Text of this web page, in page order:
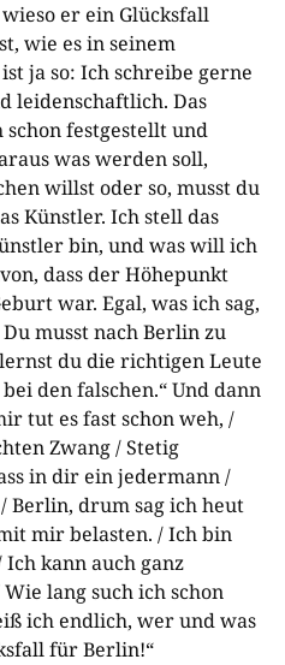
er ein Glücksfall
wie es in seinem
ja so: Ich schreibe gerne
leidenschaftlich. Das
festgestellt und
was werden soll,
willst oder so, musst du
Künstler. Ich stell das
bin, und was will ich
dass der Höhepunkt
war. Egal, was ich sag,
musst nach Berlin zu
du die richtigen Leute
den falschen.“ Und dann
tut es fast schon weh, /
Zwang / Stetig
in dir ein jedermann /
Berlin, drum sag ich heut
mir belasten. / Ich bin
kann auch ganz
lang such ich schon
ich endlich, wer und was
für Berlin!“​